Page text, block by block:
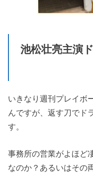
池松壮亮主演
いきなり週刊プレイボ
んですが、返す刀でド
す。
事務所の営業がよほど
なのか？あるいはその